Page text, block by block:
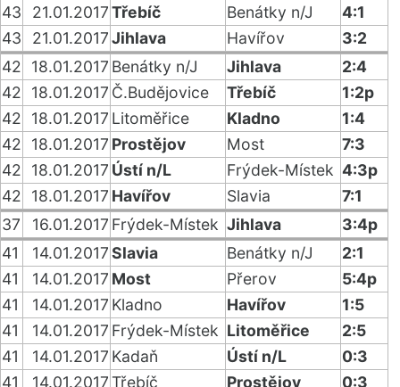
43
21.01.2017Třebíč Benátky n/J
4:1
43
21.01.2017Jihlava Havířov
3:2
42
18.01.2017 Benátky n/J Jihlava
2:4
42
18.01.2017 Č.Budějovice Třebíč
1:2p
42
18.01.2017 Litoměřice Kladno
1:4
42
18.01.2017 Prostějov Most
7:3
42
18.01.2017 Ústí n/L Frýdek-Místek 4:3p
42
18.01.2017 Havířov Slavia
7:1
37
16.01.2017 Frýdek-Místek Jihlava
3:4p
41
14.01.2017Slavia Benátky n/J
2:1
41
14.01.2017 Most Přerov
5:4p
41
14.01.2017 Kladno Havířov
1:5
41
14.01.2017 Frýdek-Místek Litoměřice
2:5
41
14.01.2017 Kadaň Ústí n/L
0:3
41
14.01.2017Třebíč Prostějov 0:3